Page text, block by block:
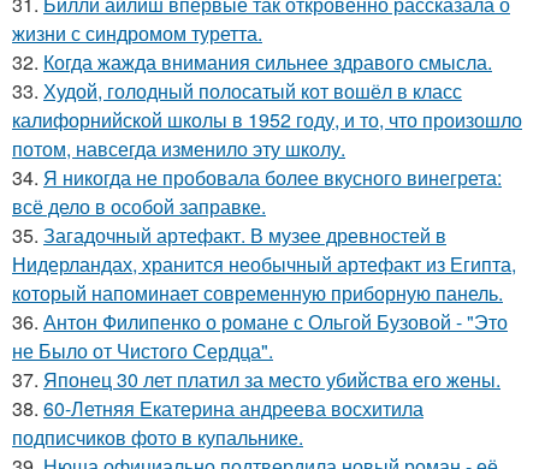
жизни с синдромом туретта.
32. Когда жажда внимания сильнее здравого смысла.
33. Худой, голодный полосатый кот вошёл в класс
калифорнийской школы в 1952 году, и то, что произошло
потом, навсегда изменило эту школу.
34. Я никогда не пробовала более вкусного винегрета:
всё дело в особой заправке.
35. Загадочный артефакт. В музее древностей в
Нидерландах, хранится необычный артефакт из Египта,
который напоминает современную приборную панель.
36. Антон Филипенко о романе с Ольгой Бузовой - "Это
не Было от Чистого Сердца".
37. Японец 30 лет платил за место убийства его жены.
38. 60-Летняя Екатерина андреева восхитила
подписчиков фото в купальнике.